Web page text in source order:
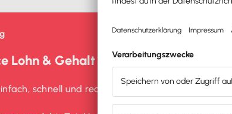
Wochendienstplan
Lohn & Gehalt
schnell und rechtssicher